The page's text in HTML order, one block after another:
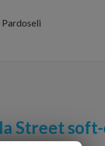
Pardoseli
Street